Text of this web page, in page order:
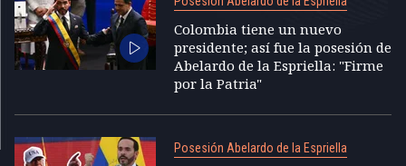
Colombia tiene un nuevo
presidente; así fue la posesión de
Abelardo de la Espriella: "Firme
por la Patria"
Posesión Abelardo de la Espriella